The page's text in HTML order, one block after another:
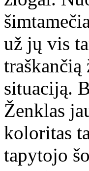
už jų vis
traškančią
situaciją.
Ženklas
koloritas
tapytojo